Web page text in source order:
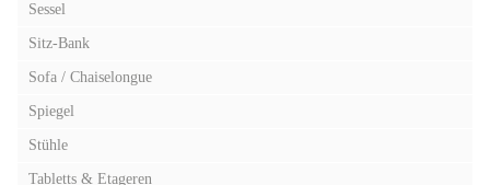
Sessel
Sitz-Bank
Sofa / Chaiselongue
Spiegel
Stühle
Tabletts & Etageren